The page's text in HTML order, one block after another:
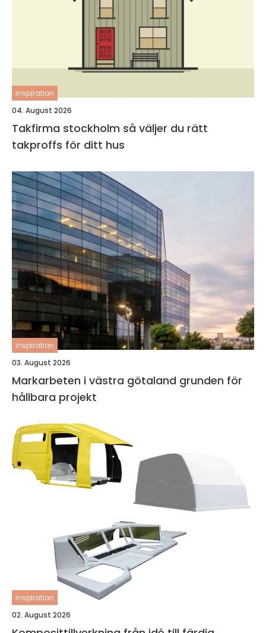
inspiration
04. August 2026
Takfirma stockholm så väljer du rätt
takproffs för ditt hus
inspiration
03. August 2026
Markarbeten i västra götaland grunden för
hållbara projekt
inspiration
02. August 2026